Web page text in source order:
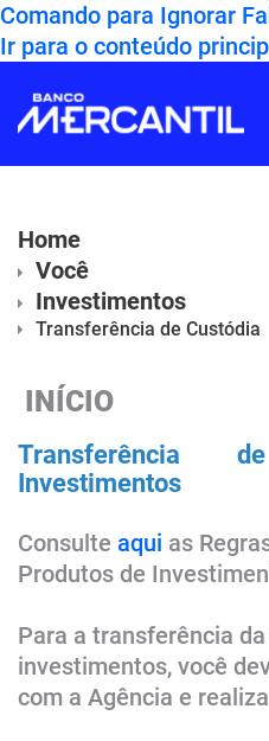
Comando para Ignorar
Ir para o conteúdo
para
Home
Home
Você
Investimentos
Transferência de Custódia
INÍCIO
Transferência
Investimentos
Consulte aqui as
Produtos de​​
Para a transferência
investimentos, você
com a Agência e